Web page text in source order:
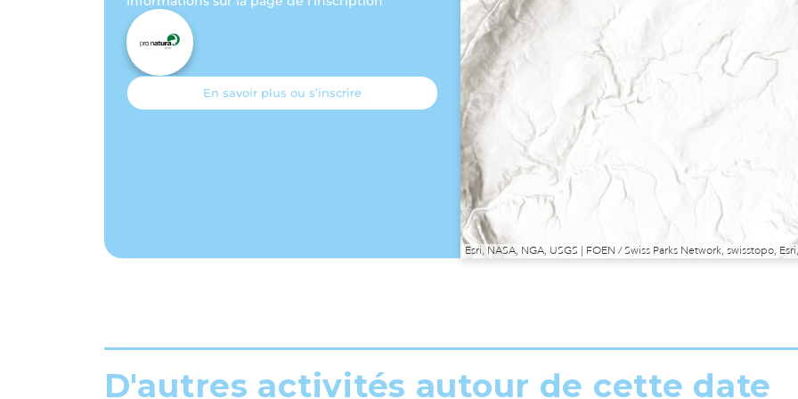
En savoir plus ou s’inscrire
Esri, NASA, NGA, USGS | FOEN / Swiss Parks Network, swisstopo,
D'autres activités autour de cette date